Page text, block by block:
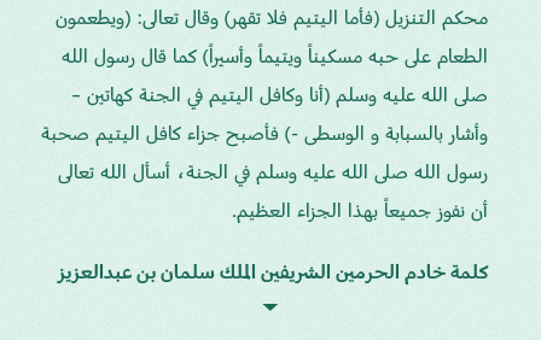
محكم التنزيل (فأما اليتيم فلا تقهر) وقال تعالى: (ويطعمون
الطعام على حبه مسكيناً ويتيماً وأسيراً) كما قال رسول الله
صلى الله عليه وسلم (أنا وكافل اليتيم في الجنة كهاتين –
وأشار بالسبابة و الوسطى -) فأصبح جزاء كافل اليتيم صحبة
رسول الله صلى الله عليه وسلم في الجنة، أسأل الله تعالى
أن نفوز جميعاً بهذا الجزاء العظيم.
كلمة خادم الحرمين الشريفين الملك سلمان بن عبدالعزيز